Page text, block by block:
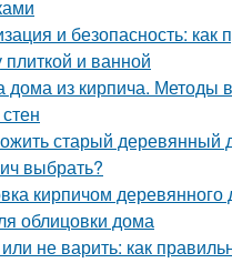
и безопасность: как
и ванной
дома из кирпича. Методы
старый деревянный
выбрать?
кирпичом
облицовки дома
не варить: как